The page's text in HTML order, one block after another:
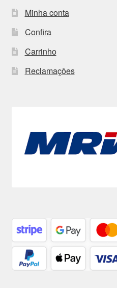
Minha conta
Confira
Carrinho
Reclamações